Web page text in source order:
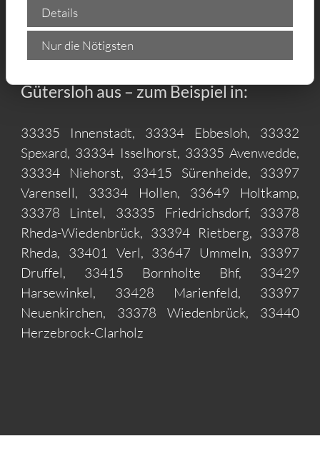
Wir liefern Ihre Sandwichplatten &
Gütersloh aus – zum Beispiel in:
33335 Innenstadt, 33334 Ebbesloh, 33332
Spexard, 33334 Isselhorst, 33335 Avenwedde,
33334 Niehorst, 33415 Sürenheide, 33397
Varensell, 33334 Hollen, 33649 Holtkamp,
33378 Lintel, 33335 Friedrichsdorf, 33378
Rheda-Wiedenbrück, 33394 Rietberg, 33378
Rheda, 33401 Verl, 33647 Ummeln, 33397
Druffel, 33415 Bornholte Bhf, 33429
Harsewinkel, 33428 Marienfeld, 33397
Neuenkirchen, 33378 Wiedenbrück, 33440
Herzebrock-Clarholz
Details
Nur die Nötigsten